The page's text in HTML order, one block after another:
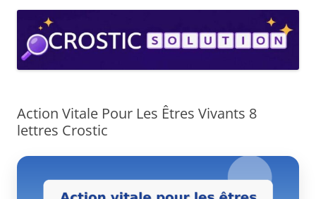
Action Vitale Pour Les Êtres Vivants 8
lettres Crostic